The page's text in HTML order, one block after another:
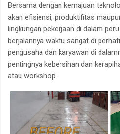
Bersama dengan kemajuan
akan efisiensi, produktifitas
lingkungan pekerjaan di dalam
berjalannya waktu sangat di
pengusaha dan karyawan di
pentingnya kebersihan dan
atau workshop.